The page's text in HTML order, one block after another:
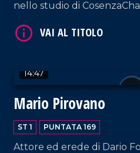
nello studio di
14:47
Mario Pirovano
ST 1 PUNTATA 169
Attore ed erede di Dario